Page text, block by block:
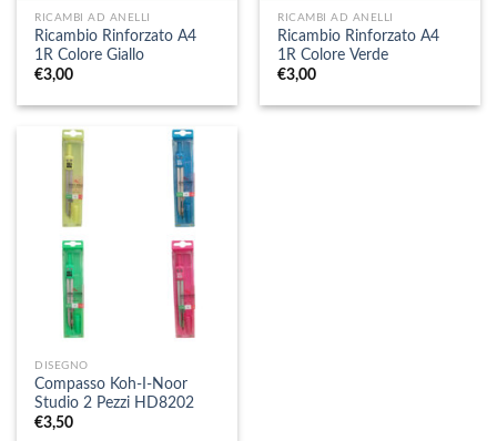
RICAMBI AD ANELLI
Ricambio Rinforzato A4
1R Colore Giallo
€3,00
RICAMBI AD ANELLI
Ricambio Rinforzato A4
1R Colore Verde
€3,00
DISEGNO
Compasso Koh-I-Noor
Studio 2 Pezzi HD8202
€3,50